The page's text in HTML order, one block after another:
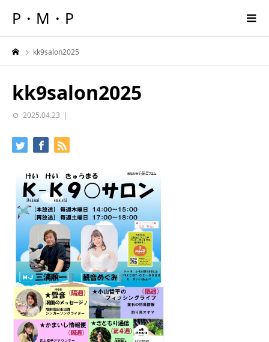
P・M・P
kk9salon2025
kk9salon2025
2025.04.23